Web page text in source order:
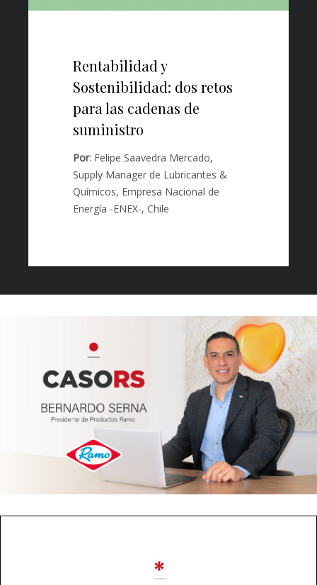
Rentabilidad y
Sostenibilidad: dos retos
para las cadenas de
suministro
Por: Felipe Saavedra Mercado,
Supply Manager de Lubricantes &
Químicos, Empresa Nacional de
Energía -ENEX-, Chile